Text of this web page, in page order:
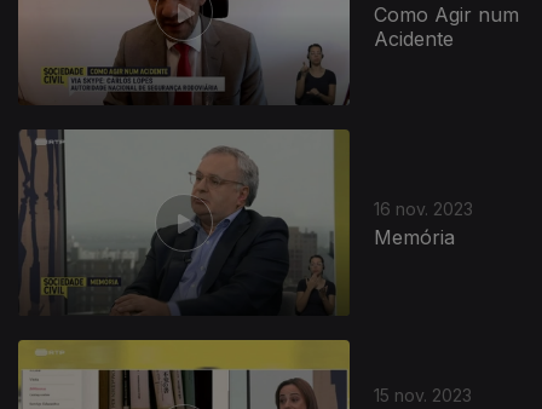
Como Agir num
Acidente
16 nov. 2023
Memória
15 nov. 2023